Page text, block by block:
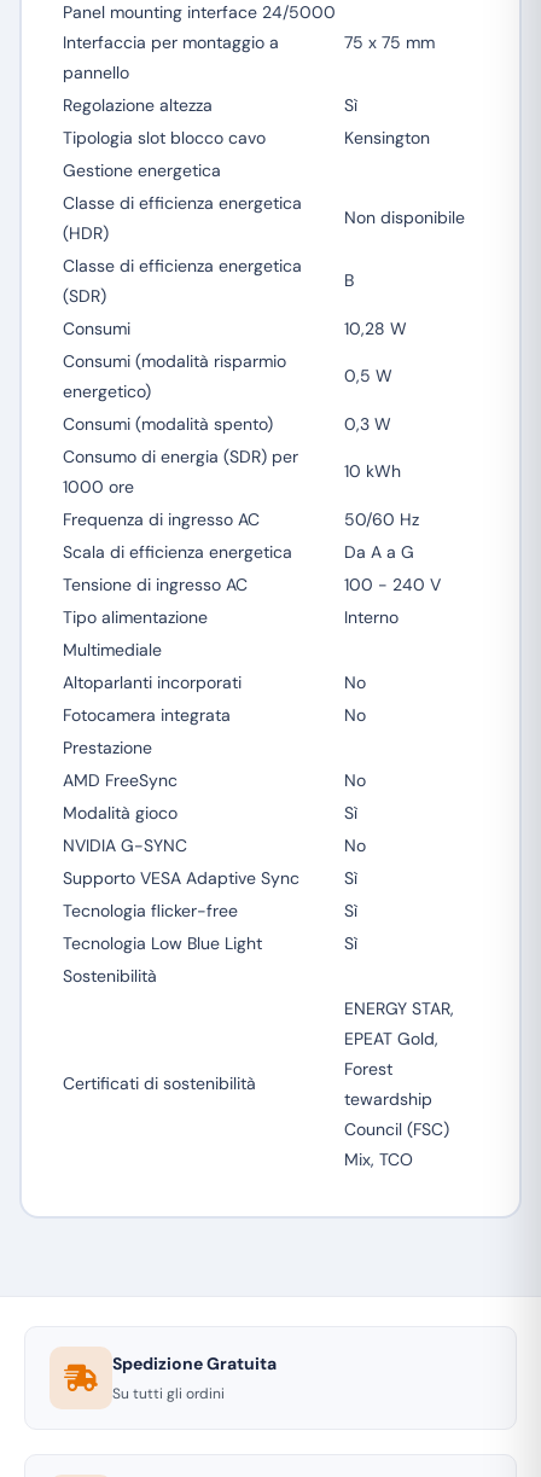
Panel mounting interface 24/5000
Interfaccia per montaggio a
pannello
75 x 75 mm
Regolazione altezza
Sì
Tipologia slot blocco cavo
Kensington
Gestione energetica
Classe di efficienza energetica
(HDR)
Non disponibile
Classe di efficienza energetica
(SDR)
B
Consumi
10,28 W
Consumi (modalità risparmio
energetico)
0,5 W
Consumi (modalità spento)
0,3 W
Consumo di energia (SDR) per
1000 ore
10 kWh
Frequenza di ingresso AC
50/60 Hz
Scala di efficienza energetica
Da A a G
Tensione di ingresso AC
100 - 240 V
Tipo alimentazione
Interno
Multimediale
Altoparlanti incorporati
No
Fotocamera integrata
No
Prestazione
AMD FreeSync
No
Modalità gioco
Sì
NVIDIA G-SYNC
No
Supporto VESA Adaptive Sync
Sì
Tecnologia flicker-free
Sì
Tecnologia Low Blue Light
Sì
Sostenibilità
Certificati di sostenibilità
ENERGY STAR,
EPEAT Gold,
Forest
tewardship
Council (FSC)
Mix, TCO
Spedizione Gratuita
Su tutti gli ordini